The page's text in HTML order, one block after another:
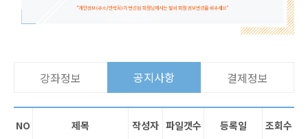
강좌정보 공지사항 결제정보
NO 제목 작성자 파일갯수 등록일 조회수